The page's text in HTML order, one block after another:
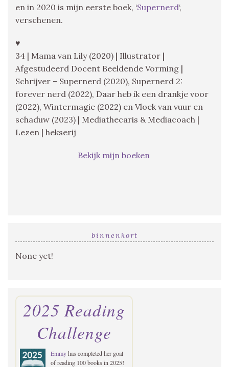
en in 2020 is mijn eerste boek, ‘Supernerd‘,
verschenen.
♥
34 | Mama van Lily (2020) | Illustrator |
Afgestudeerd Docent Beeldende Vorming |
Schrijver – Supernerd (2020), Supernerd 2:
forever nerd (2022), Daar heb ik een drankje voor
(2022), Wintermagie (2022) en Vloek van vuur en
schaduw (2023) | Mediathecaris & Mediacoach |
Lezen | hekserij
Bekijk mijn boeken
binnenkort
None yet!
2025 Reading
Challenge
Emmyhas completed her goal
of reading 100 books in 2025!